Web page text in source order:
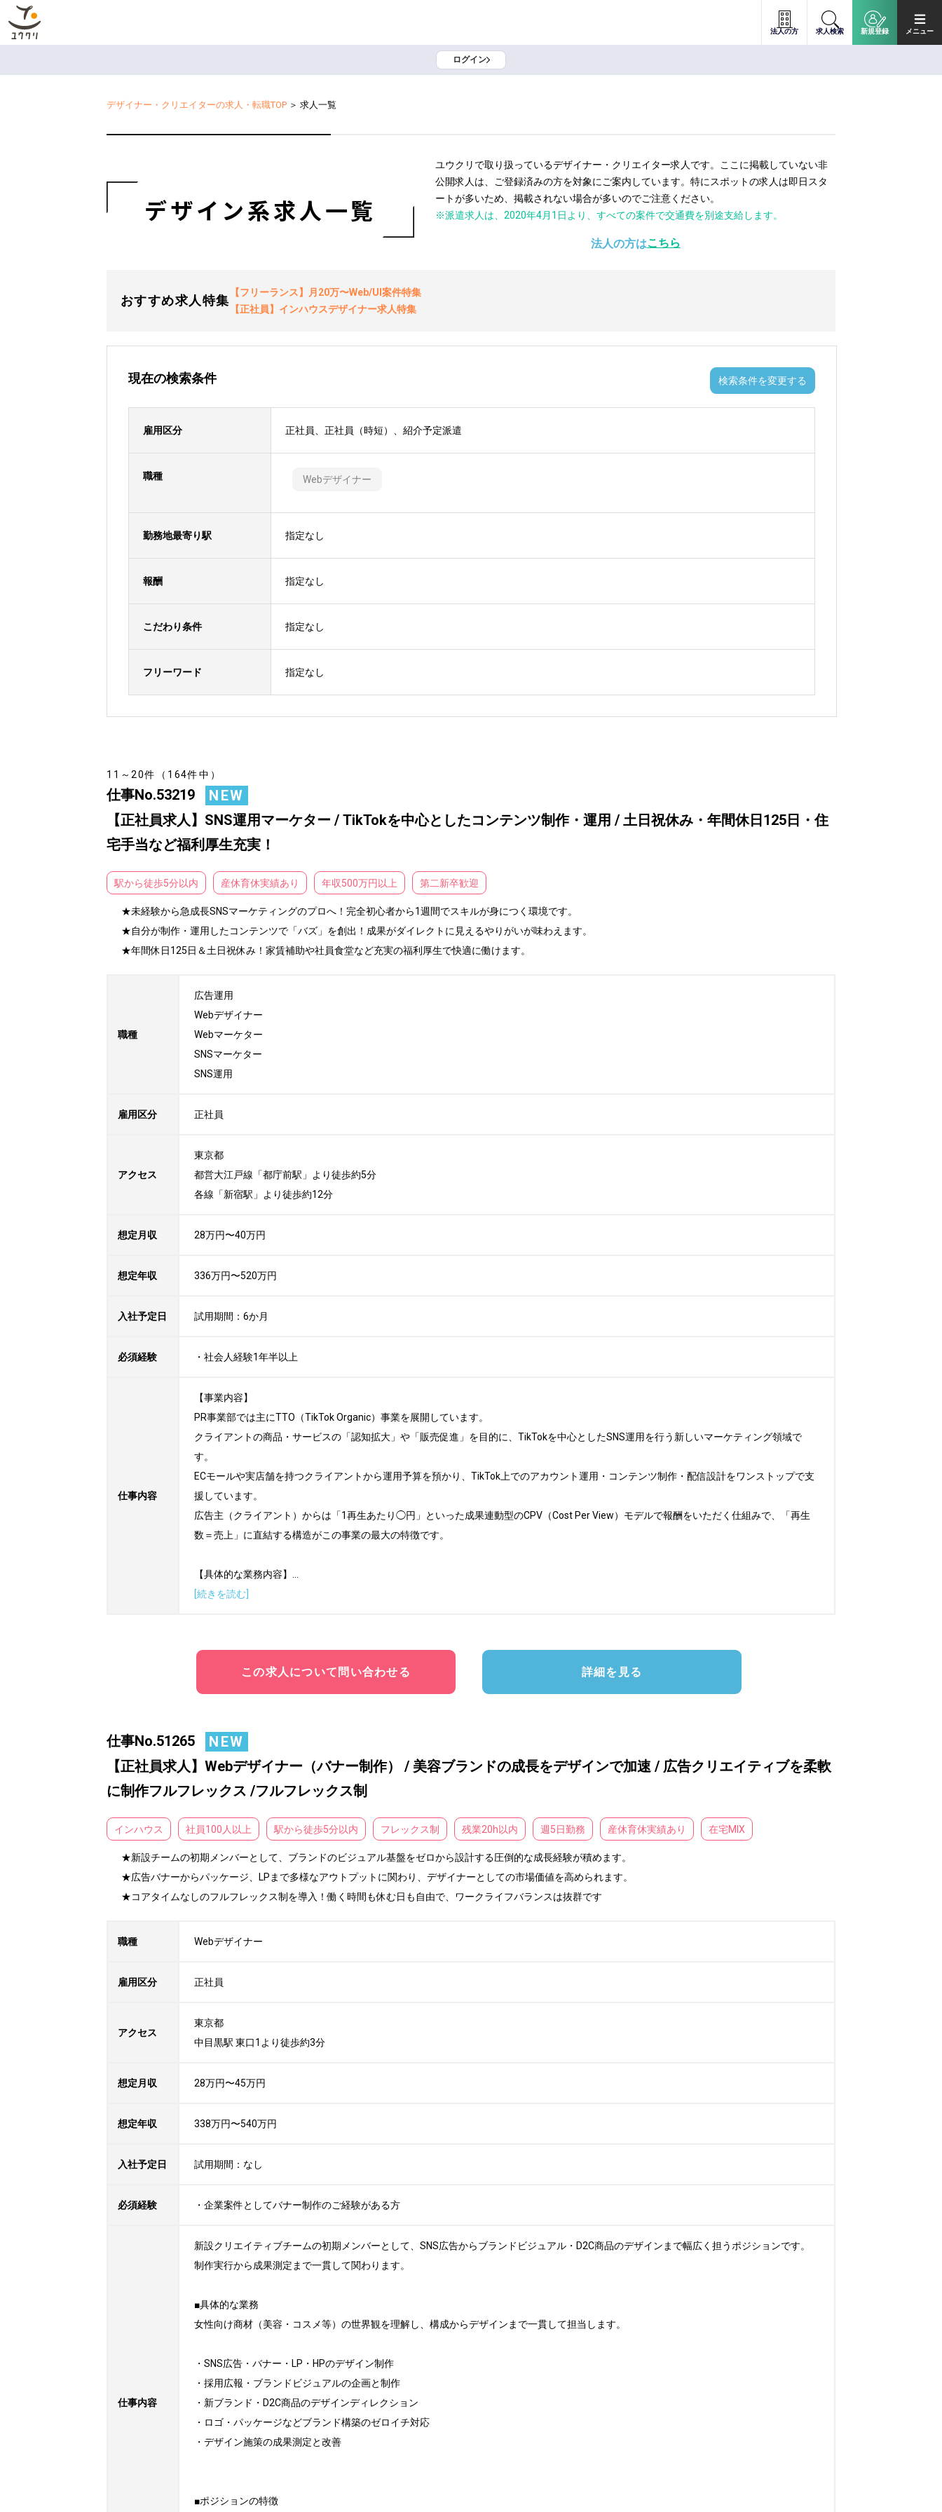
法人の方 求人検索 新規登録 メニュー
ログイン
デザイナー・クリエイターの求人・転職TOP ＞ 求人一覧
デザイン系求人一覧
ユウクリで取り扱っているデザイナー・クリエイター求人です。ここに掲載していない非
公開求人は、ご登録済みの方を対象にご案内しています。特にスポットの求人は即日スタ
ートが多いため、掲載されない場合が多いのでご注意ください。
※派遣求人は、2020年4月1日より、すべての案件で交通費を別途支給します。
法人の方はこちら
おすすめ求人特集
【フリーランス】月20万〜Web/UI案件特集
【正社員】インハウスデザイナー求人特集
現在の検索条件 検索条件を変更する
雇用区分 正社員、正社員（時短）、紹介予定派遣
職種 Webデザイナー
勤務地最寄り駅 指定なし
報酬 指定なし
こだわり条件 指定なし
フリーワード 指定なし
11～20件（164件中）
仕事No.53219
NEW
【正社員求人】SNS運用マーケター / TikTokを中心としたコンテンツ制作・運用 / 土日祝休み・年間休日125日・住
宅手当など福利厚生充実！
駅から徒歩5分以内 産休育休実績あり 年収500万円以上 第二新卒歓迎
★未経験から急成長SNSマーケティングのプロへ！完全初心者から1週間でスキルが身につく環境です。
★自分が制作・運用したコンテンツで「バズ」を創出！成果がダイレクトに見えるやりがいが味わえます。
★年間休日125日＆土日祝休み！家賃補助や社員食堂など充実の福利厚生で快適に働けます。
職種
広告運用
Webデザイナー
Webマーケター
SNSマーケター
SNS運用
雇用区分 正社員
アクセス
東京都
都営大江戸線「都庁前駅」より徒歩約5分
各線「新宿駅」より徒歩約12分
想定月収 28万円〜40万円
想定年収 336万円〜520万円
入社予定日 試用期間：6か月
必須経験 ・社会人経験1年半以上
仕事内容
【事業内容】
PR事業部では主にTTO（TikTok Organic）事業を展開しています。
クライアントの商品・サービスの「認知拡大」や「販売促進」を目的に、TikTokを中心としたSNS運用を行う新しいマーケティング領域で
す。
ECモールや実店舗を持つクライアントから運用予算を預かり、TikTok上でのアカウント運用・コンテンツ制作・配信設計をワンストップで支
援しています。
広告主（クライアント）からは「1再生あたり◯円」といった成果連動型のCPV（Cost Per View）モデルで報酬をいただく仕組みで、「再生
数＝売上」に直結する構造がこの事業の最大の特徴です。
【具体的な業務内容】 ...
[続きを読む]
この求人について問い合わせる 詳細を見る
仕事No.51265
NEW
【正社員求人】Webデザイナー（バナー制作） / 美容ブランドの成長をデザインで加速 / 広告クリエイティブを柔軟
に制作フルフレックス /フルフレックス制
インハウス 社員100人以上 駅から徒歩5分以内 フレックス制 残業20h以内 週5日勤務 産休育休実績あり 在宅MIX
★新設チームの初期メンバーとして、ブランドのビジュアル基盤をゼロから設計する圧倒的な成長経験が積めます。
★広告バナーからパッケージ、LPまで多様なアウトプットに関わり、デザイナーとしての市場価値を高められます。
★コアタイムなしのフルフレックス制を導入！働く時間も休む日も自由で、ワークライフバランスは抜群です
職種 Webデザイナー
雇用区分 正社員
アクセス
東京都
中目黒駅 東口1より徒歩約3分
想定月収 28万円〜45万円
想定年収 338万円〜540万円
入社予定日 試用期間：なし
必須経験 ・企業案件としてバナー制作のご経験がある方
仕事内容
新設クリエイティブチームの初期メンバーとして、SNS広告からブランドビジュアル・D2C商品のデザインまで幅広く担うポジションです。
制作実行から成果測定まで一貫して関わります。
■具体的な業務
女性向け商材（美容・コスメ等）の世界観を理解し、構成からデザインまで一貫して担当します。
・SNS広告・バナー・LP・HPのデザイン制作
・採用広報・ブランドビジュアルの企画と制作
・新ブランド・D2C商品のデザインディレクション
・ロゴ・パッケージなどブランド構築のゼロイチ対応
・デザイン施策の成果測定と改善
■ポジションの特徴